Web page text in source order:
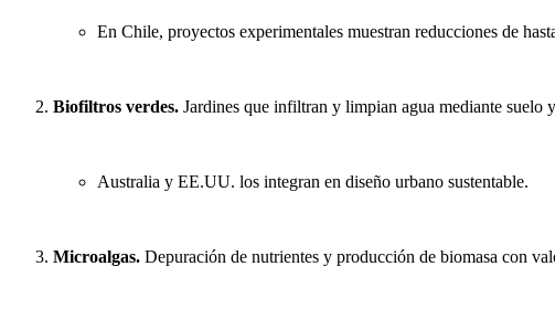
En Chile, proyectos experimentales muestran reducciones de
Biofiltros verdes. Jardines que infiltran y limpian agua mediante suelo
Australia y EE.UU. los integran en diseño urbano sustentable.
Microalgas. Depuración de nutrientes y producción de biomasa con